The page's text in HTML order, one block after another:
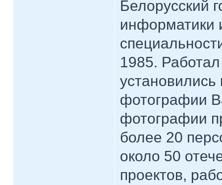
Белорусский
информатики
1985.
установились
фотографии
фотографии
более 20
около 50
проектов,